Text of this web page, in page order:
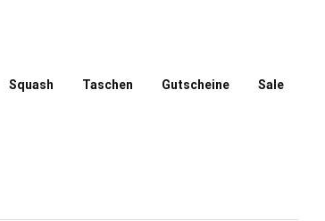
Squash Taschen Gutscheine Sale